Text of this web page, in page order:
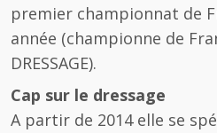
premier championnat de
année (championne de
DRESSAGE).
Cap sur le dressage
A partir de 2014 elle se